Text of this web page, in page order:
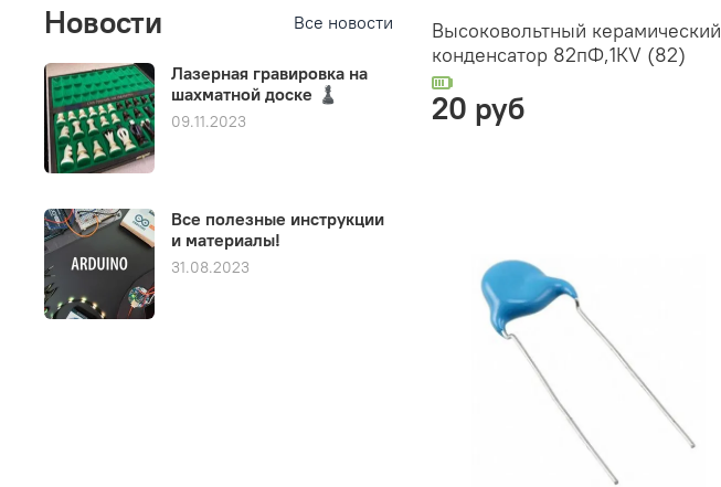
Высоковольтный керамический
конденсатор 82пФ,1КV (82)
20 руб
Новости Все новости
Лазерная гравировка на
шахматной доске ♟️
09.11.2023
Все полезные инструкции
и материалы!
31.08.2023